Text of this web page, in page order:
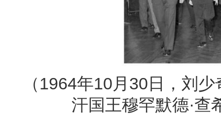
（1964年10月30日，刘
汗国王穆罕默德·查